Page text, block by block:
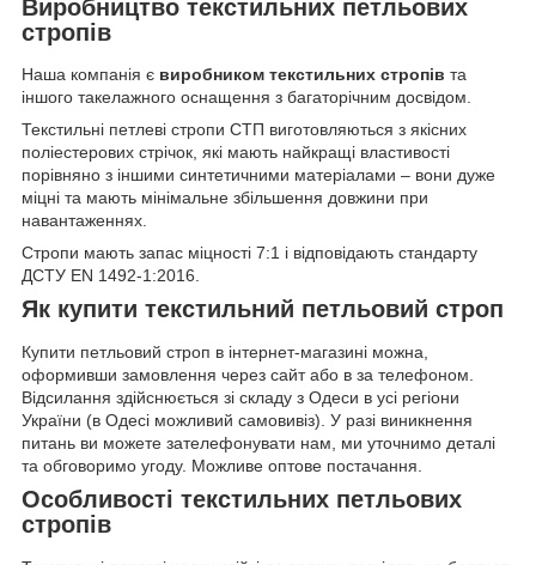
Виробництво текстильних петльових
стропів
Наша компанія є виробником текстильних стропів та
іншого такелажного оснащення з багаторічним досвідом.
Текстильні петлеві стропи СТП виготовляються з якісних
поліестерових стрічок, які мають найкращі властивості
порівняно з іншими синтетичними матеріалами – вони дуже
міцні та мають мінімальне збільшення довжини при
навантаженнях.
Стропи мають запас міцності 7:1 і відповідають стандарту
ДСТУ EN 1492-1:2016.
Як купити текстильний петльовий строп
Купити петльовий строп в інтернет-магазині можна,
оформивши замовлення через сайт або в за телефоном.
Відсилання здійснюється зі складу з Одеси в усі регіони
України (в Одесі можливий самовивіз). У разі виникнення
питань ви можете зателефонувати нам, ми уточнимо деталі
та обговоримо угоду. Можливе оптове постачання.
Особливості текстильних петльових
стропів